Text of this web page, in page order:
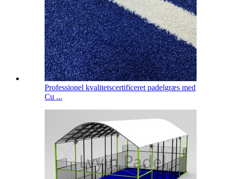
Professionel kvalitetscertificeret padelgræs med
Cu ...